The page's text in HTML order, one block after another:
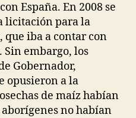
España. En 2008 se
licitación para la
iba a contar con
Sin embargo, los
Gobernador,
opusieron a la
de maíz habían
no habían